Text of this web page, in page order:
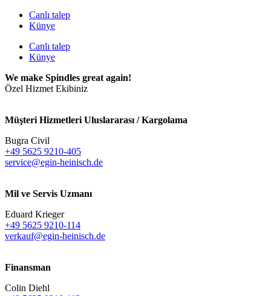
Canlı talep
Künye
Canlı talep
Künye
We make Spindles great again!
Özel Hizmet Ekibiniz
Müşteri Hizmetleri Uluslararası / Kargolama
Bugra Civil
+49 5625 9210-405
service@egin-heinisch.de
Mil ve Servis Uzmanı
Eduard Krieger
+49 5625 9210-114
verkauf@egin-heinisch.de
Finansman
Colin Diehl